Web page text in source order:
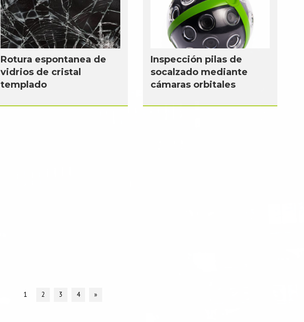
Rotura espontanea de
vidrios de cristal
templado
Inspección pilas de
socalzado mediante
cámaras orbitales
1 2 3 4 »